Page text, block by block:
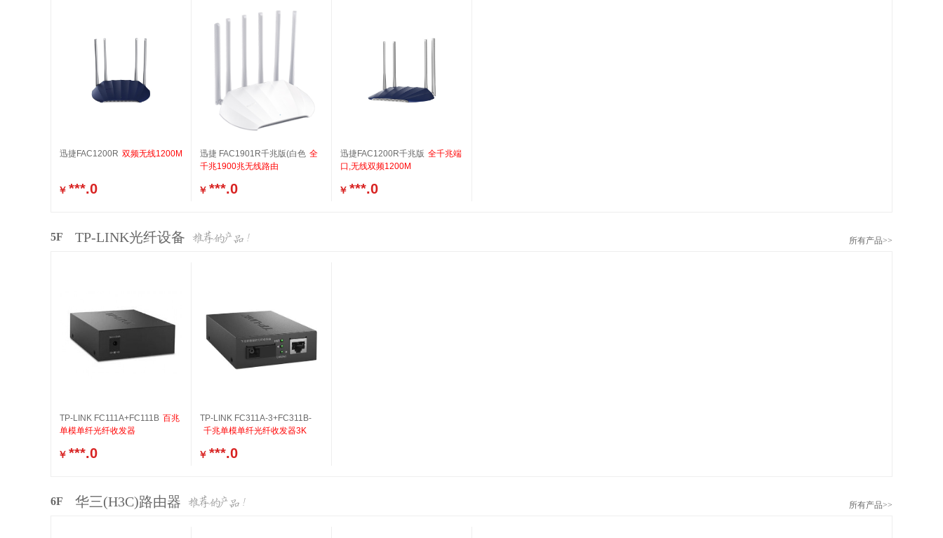
迅捷FAC1200R 双频无线1200M
￥ ***.0
迅捷 FAC1901R千兆版(白色 全
千兆1900兆无线路由
￥ ***.0
迅捷FAC1200R千兆版 全千兆端
口,无线双频1200M
￥ ***.0
5F TP-LINK光纤设备 所有产品>>
TP-LINK FC111A+FC111B 百兆
单模单纤光纤收发器
￥ ***.0
TP-LINK FC311A-3+FC311B-
千兆单模单纤光纤收发器3K
￥ ***.0
6F 华三(H3C)路由器 所有产品>>